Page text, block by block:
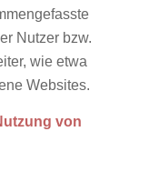
Nutzer bzw.
wie etwa
Websites.
von